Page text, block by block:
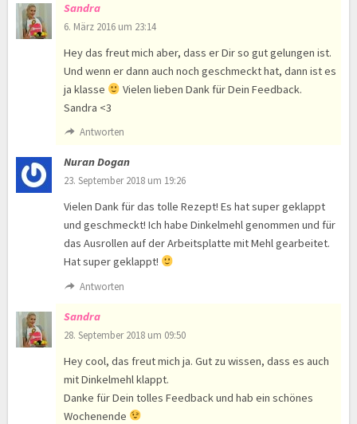
Sandra
6. März 2016 um 23:14
Hey das freut mich aber, dass er Dir so gut gelungen ist.
Und wenn er dann auch noch geschmeckt hat, dann ist es
ja klasse
Vielen lieben Dank für Dein Feedback.
Sandra <3
Antworten
Nuran Dogan
23. September 2018 um 19:26
Vielen Dank für das tolle Rezept! Es hat super geklappt
und geschmeckt! Ich habe Dinkelmehl genommen und für
das Ausrollen auf der Arbeitsplatte mit Mehl gearbeitet.
Hat super geklappt!
Antworten
Sandra
28. September 2018 um 09:50
Hey cool, das freut mich ja. Gut zu wissen, dass es auch
mit Dinkelmehl klappt.
Danke für Dein tolles Feedback und hab ein schönes
Wochenende